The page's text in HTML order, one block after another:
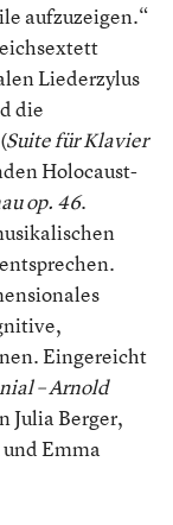
aufzuzeigen.“
Liederzylus
die
Suite für Klavier
Holocaust-
op. 46.
Eingereicht
– Arnold
Julia Berger,
Emma